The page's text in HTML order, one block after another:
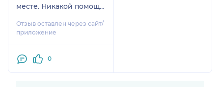
месте. Никакой помощи
назначила. Выписала с
больничного даже не
ушла из кабинета, а
Отзыв оставлен через сайт/
приложение
0